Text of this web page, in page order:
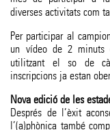
diverses activitats com
Per participar al
un vídeo de 2 minuts
utilitzant el so de
inscripcions ja estan
Nova edició de les
Després de l’èxit
l’(a)phònica també